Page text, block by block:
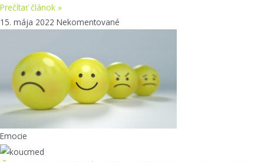
Prečítať článok »
15. mája 2022 Nekomentované
Emocie